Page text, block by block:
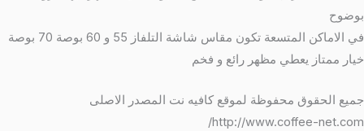
بوضوح
في الاماكن المتسعة تكون مقاس شاشة التلفاز 55 و 60 بوصة 70 بوصة
خيار ممتاز يعطي مظهر رائع و فخم
جميع الحقوق محفوظة لموقع كافيه نت المصدر الاصلى
http://www.coffee-net.com/